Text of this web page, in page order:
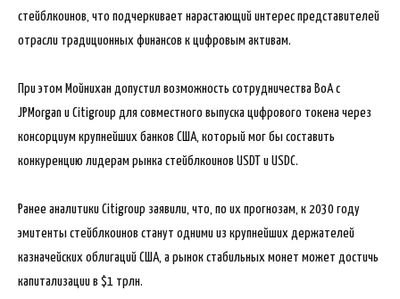
стейблкоинов, что подчеркивает нарастающий интерес представителей
отрасли традиционных финансов к цифровым активам.
При этом Мойнихан допустил возможность сотрудничества ВоА с
JPMorgan и Citigroup для совместного выпуска цифрового токена через
консорциум крупнейших банков США, который мог бы составить
конкуренцию лидерам рынка стейблкоинов USDT и USDC.
Ранее аналитики Citigroup заявили, что, по их прогнозам, к 2030 году
эмитенты стейблкоинов станут одними из крупнейших держателей
казначейских облигаций США, а рынок стабильных монет может достичь
капитализации в $1 трлн.